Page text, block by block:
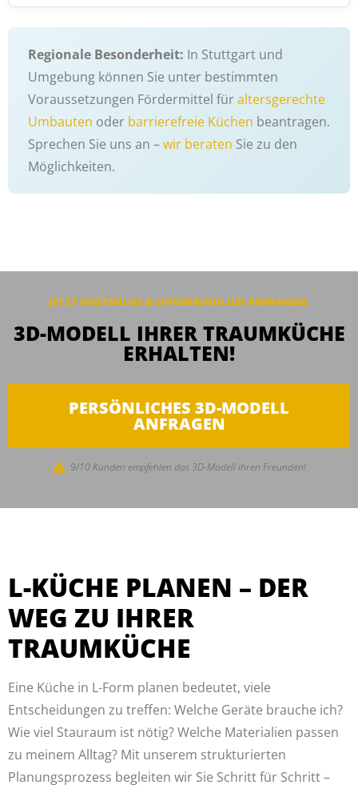
Regionale Besonderheit: In Stuttgart und
Umgebung können Sie unter bestimmten
Voraussetzungen Fördermittel füraltersgerechte
Umbauten oder barrierefreie Küchen beantragen.
Sprechen Sie uns an –wir beraten Sie zu den
Möglichkeiten.
JETZT KOSTENLOS & UNVERBINDLICH ANFRAGEN:
3D-MODELL IHRER TRAUMKÜCHE
ERHALTEN!
PERSÖNLICHES 3D-MODELL
ANFRAGEN
9/10 Kunden empfehlen das 3D-Modell ihren Freunden!
L-KÜCHE PLANEN – DER
WEG ZU IHRER
TRAUMKÜCHE
Eine Küche in L-Form planen bedeutet, viele
Entscheidungen zu treffen: Welche Geräte brauche ich?
Wie viel Stauraum ist nötig? Welche Materialien passen
zu meinem Alltag? Mit unserem strukturierten
Planungsprozess begleiten wir Sie Schritt für Schritt –